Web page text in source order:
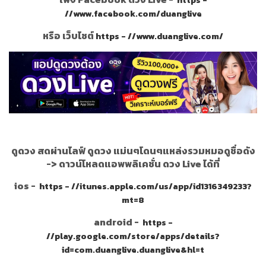
//www.facebook.com/duanglive
หรือ เว็บไซต์https - //www.duanglive.com/
ดูดวง สดผ่านไลฟ์ ดูดวง แม่นๆโดนๆแหล่งรวมหมอดูชื่อดัง
-> ดาวน์โหลดแอพพลิเคชั่น ดวง Live ได้ที่
ios - https - //itunes.apple.com/us/app/id1316349233?
mt=8
android - https -
//play.google.com/store/apps/details?
id=com.duanglive.duanglive&hl=t